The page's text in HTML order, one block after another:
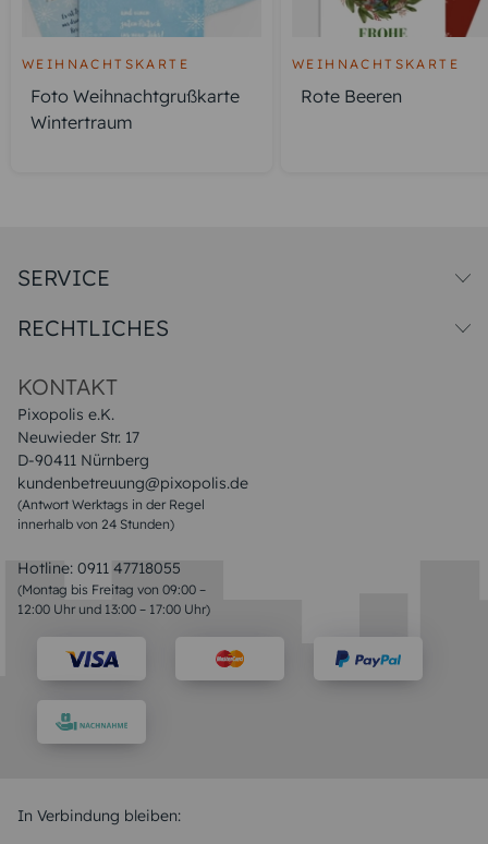
WEIHNACHTSKARTE
Foto Weihnachtgrußkarte
Wintertraum
WEIHNACHTSKARTE
Rote Beeren
KONTAKT
Pixopolis e.K.
Neuwieder Str. 17
D-90411 Nürnberg
kundenbetreuung@pixopolis.de
(Antwort Werktags in der Regel
innerhalb von 24 Stunden)
Hotline: 0911 47718055
(Montag bis Freitag von 09:00 –
12:00 Uhr und 13:00 – 17:00 Uhr)
SERVICE
Druck & Qualitat
RECHTLICHES
Impressum & AGB
In Verbindung bleiben: